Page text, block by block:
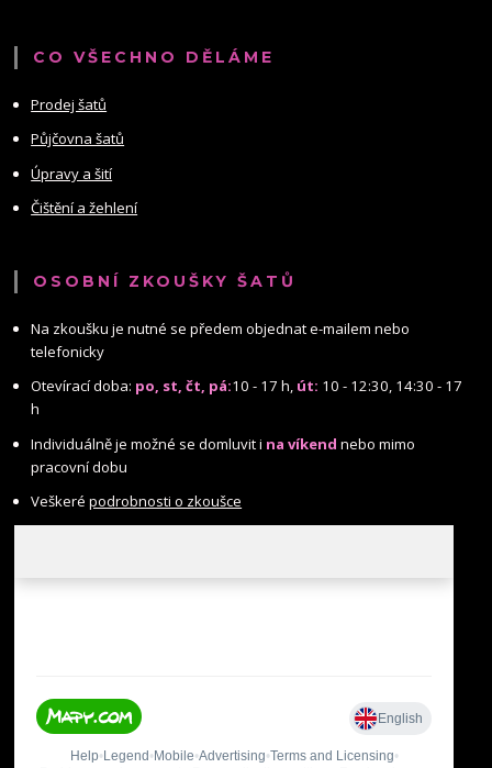
CO VŠECHNO DĚLÁME
Prodej šatů
Půjčovna šatů
Úpravy a šití
Čištění a žehlení
OSOBNÍ ZKOUŠKY ŠATŮ
Na zkoušku je nutné se předem objednat e-mailem nebo
telefonicky
Otevírací doba: po, st, čt, pá:10 - 17 h, út: 10 - 12:30, 14:30 - 17
h
Individuálně je možné se domluvit i na víkend nebo mimo
pracovní dobu
Veškerépodrobnosti o zkoušce